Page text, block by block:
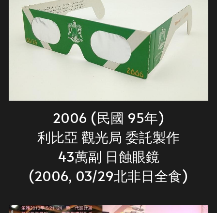
2006 (民國 95年)
利比亞 觀光局 委託製作
43萬副 日蝕眼鏡
(2006, 03/29北非日全食)